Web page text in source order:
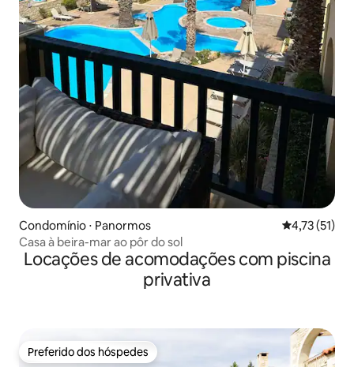
Condomínio ⋅ Panormos 4,73 de uma
4,73 (51)
Casa à beira-mar ao pôr do sol
Locações de acomodações com piscina
privativa
Preferido dos hóspedes
Preferido dos hóspedes